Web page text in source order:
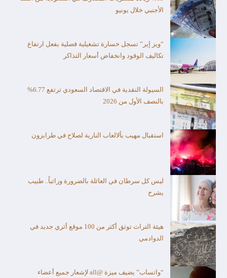
الأجنبي خلال يونيو
“ويز إير” تسجل خسارة تشغيلية فصلية بفعل ارتفاع
تكاليف الوقود وانخفاض أسعار التذاكر
السيولة النقدية في الاقتصاد السعودي ترتفع 6.77%
بالنصف الأول من 2026
استقبال مهيب بألالعاب النارية لصلاح في طرابزون
ليس كل سرطان في العائلة بالضرورة وراثياً.. طبيب
يشرح
هيئة التراث توثق أكثر من 100 موقع أثري جديد في
الدوادمي
“واتساب” يضيف ميزة @all لإشعار جميع أعضاء